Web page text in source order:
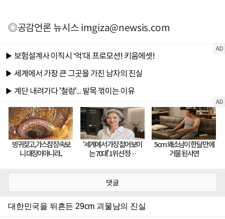
◎공감언론 뉴시스imgiza@newsis.com
댓글